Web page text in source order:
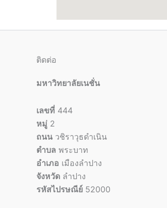
ติดต่อ
มหาวิทยาลัยเนชั่น
เลขที่ 444
หมู่ 2
ถนน วชิราวุธดำเนิน
ตำบล พระบาท
อำเภอ เมืองลำปาง
จังหวัด ลำปาง
รหัสไปรษณีย์ 52000